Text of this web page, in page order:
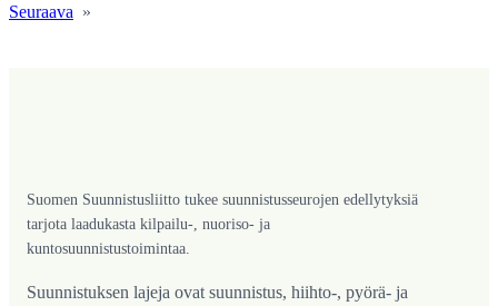
Seuraava »
Suomen Suunnistusliitto tukee suunnistusseurojen edellytyksiä
tarjota laadukasta kilpailu-, nuoriso- ja
kuntosuunnistustoimintaa.
Suunnistuksen lajeja ovat suunnistus, hiihto-, pyörä- ja